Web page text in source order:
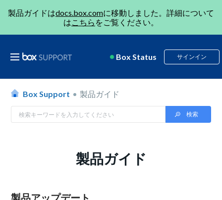
製品ガイドはdocs.box.comに移動しました。詳細について
はこちら をご覧ください。
Box Status サインイン
Box Support 製品ガイド
製品ガイド
製品アップデート